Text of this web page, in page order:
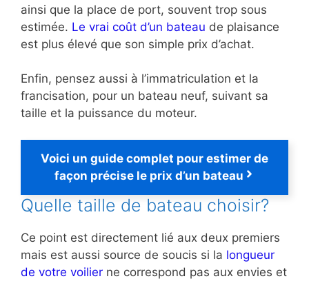
ainsi que la place de port, souvent trop sous
estimée. Le vrai coût d’un bateau de plaisance
est plus élevé que son simple prix d’achat.
Enfin, pensez aussi à l’immatriculation et la
francisation, pour un bateau neuf, suivant sa
taille et la puissance du moteur.
Voici un guide complet pour estimer de
façon précise le prix d’un bateau
Quelle taille de bateau choisir?
Ce point est directement lié aux deux premiers
mais est aussi source de soucis si la longueur
de votre voilier ne correspond pas aux envies et